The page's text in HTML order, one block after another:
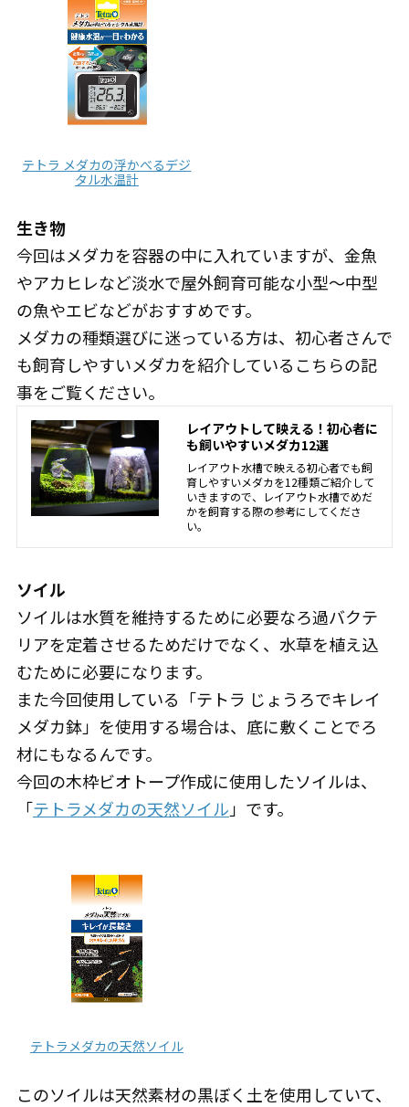
テトラ メダカの浮かべるデジ
タル水温計
生き物
今回はメダカを容器の中に入れていますが、金魚
やアカヒレなど淡水で屋外飼育可能な小型～中型
の魚やエビなどがおすすめです。
メダカの種類選びに迷っている方は、初心者さんで
も飼育しやすいメダカを紹介しているこちらの記
事をご覧ください。
レイアウトして映える！初心者に
も飼いやすいメダカ12選
レイアウト水槽で映える初心者でも飼
育しやすいメダカを12種類ご紹介して
いきますので、レイアウト水槽でめだ
かを飼育する際の参考にしてくださ
い。
ソイル
ソイルは水質を維持するために必要なろ過バクテ
リアを定着させるためだけでなく、水草を植え込
むために必要になります。
また今回使用している「テトラ じょうろでキレイ
メダカ鉢」を使用する場合は、底に敷くことでろ
材にもなるんです。
今回の木枠ビオトープ作成に使用したソイルは、
「テトラメダカの天然ソイル 」です。
テトラメダカの天然ソイル
このソイルは天然素材の黒ぼく土を使用していて、